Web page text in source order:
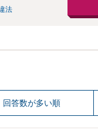
法
回答数が多い順